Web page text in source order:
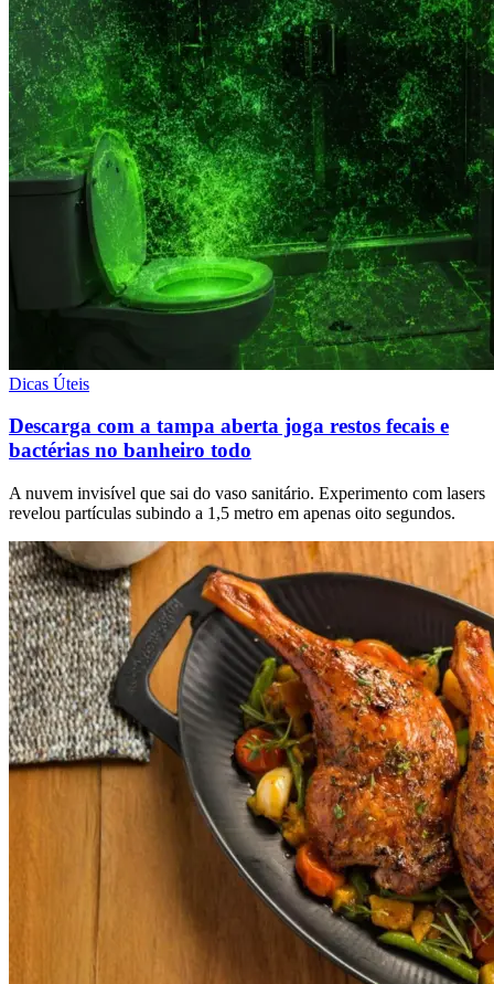
Dicas Úteis
Descarga com a tampa aberta joga restos fecais e
bactérias no banheiro todo
A nuvem invisível que sai do vaso sanitário. Experimento com lasers
revelou partículas subindo a 1,5 metro em apenas oito segundos.